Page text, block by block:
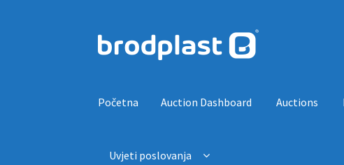
Preskoči na navigaciju
Skoči do sadržaja
Početna Auction Dashboard Auctions
Uvjeti poslovanja